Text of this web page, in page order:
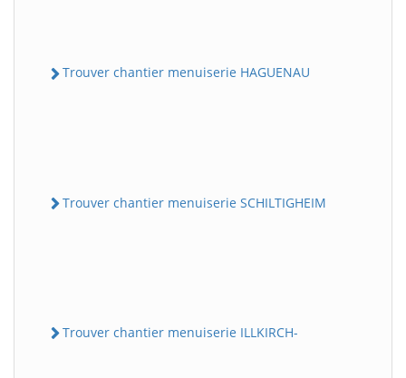
Trouver chantier menuiserie HAGUENAU
Trouver chantier menuiserie SCHILTIGHEIM
Trouver chantier menuiserie ILLKIRCH-